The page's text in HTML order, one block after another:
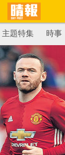
主題特集 時事